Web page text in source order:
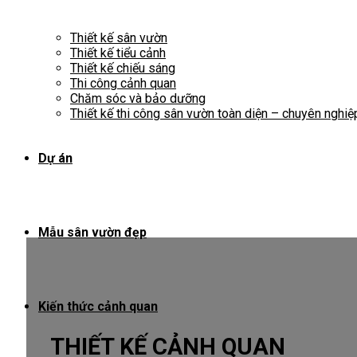
Thiết kế sân vườn
Thiết kế tiểu cảnh
Thiết kế chiếu sáng
Thi công cảnh quan
Chăm sóc và bảo dưỡng
Thiết kế thi công sân vườn toàn diện – chuyên
Dự án
Mẫu sân vườn đẹp
Kiến thức cảnh quan
THIẾT KẾ CẢNH QUAN